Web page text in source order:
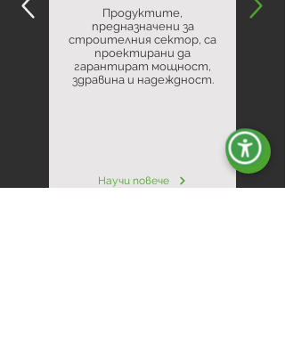
Продуктите,
предназначени за
строителния сектор, са
проектирани да
гарантират мощност,
здравина и надеждност.
Научи повече